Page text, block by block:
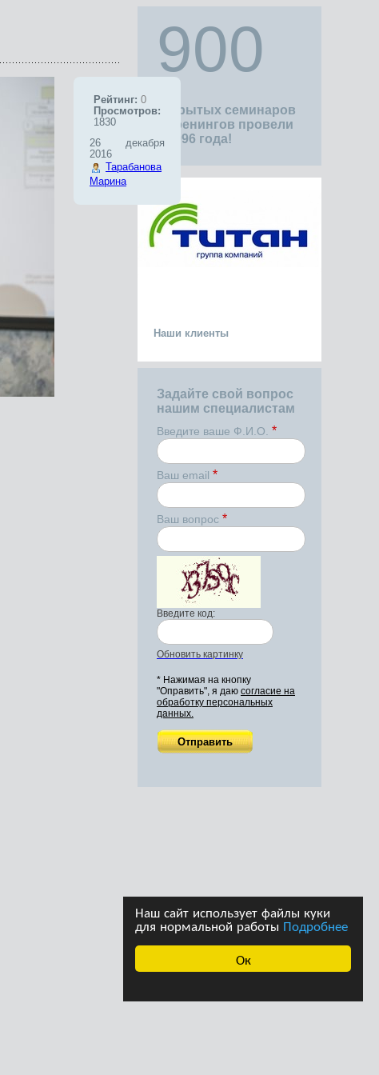
Ок
Наш сайт использует файлы куки
для нормальной работы Подробнее
900
открытых семинаров
и тренингов провели
с 1996 года!
Наши клиенты
Задайте свой вопрос
нашим специалистам
Введите ваше Ф.И.О. *
Ваш email *
Ваш вопрос *
Введите код:
Обновить картинку
* Нажимая на кнопку
"Оправить", я даю согласие на
обработку персональных
данных.
Рейтинг: 0
Просмотров:
1830
26 декабря
2016
Тарабанова
Марина